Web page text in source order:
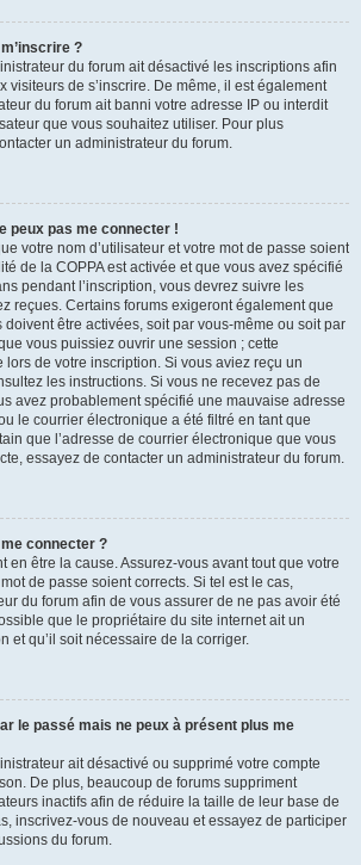
?
du forum ait désactivé les inscriptions afin
visiteurs de s’inscrire. De même, il est également
du forum ait banni votre adresse IP ou interdit
que vous souhaitez utiliser. Pour plus
un administrateur du forum.
peux pas me connecter !
votre nom d’utilisateur et votre mot de passe soient
de la COPPA est activée et que vous avez spécifié
pendant l’inscription, vous devrez suivre les
reçues. Certains forums exigeront également que
doivent être activées, soit par vous-même ou soit par
vous puissiez ouvrir une session ; cette
lors de votre inscription. Si vous aviez reçu un
les instructions. Si vous ne recevez pas de
avez probablement spécifié une mauvaise adresse
le courrier électronique a été filtré en tant que
que l’adresse de courrier électronique que vous
essayez de contacter un administrateur du forum.
connecter ?
en être la cause. Assurez-vous avant tout que votre
de passe soient corrects. Si tel est le cas,
du forum afin de vous assurer de ne pas avoir été
que le propriétaire du site internet ait un
et qu’il soit nécessaire de la corriger.
le passé mais ne peux à présent plus me
ait désactivé ou supprimé votre compte
De plus, beaucoup de forums suppriment
inactifs afin de réduire la taille de leur base de
inscrivez-vous de nouveau et essayez de participer
du forum.